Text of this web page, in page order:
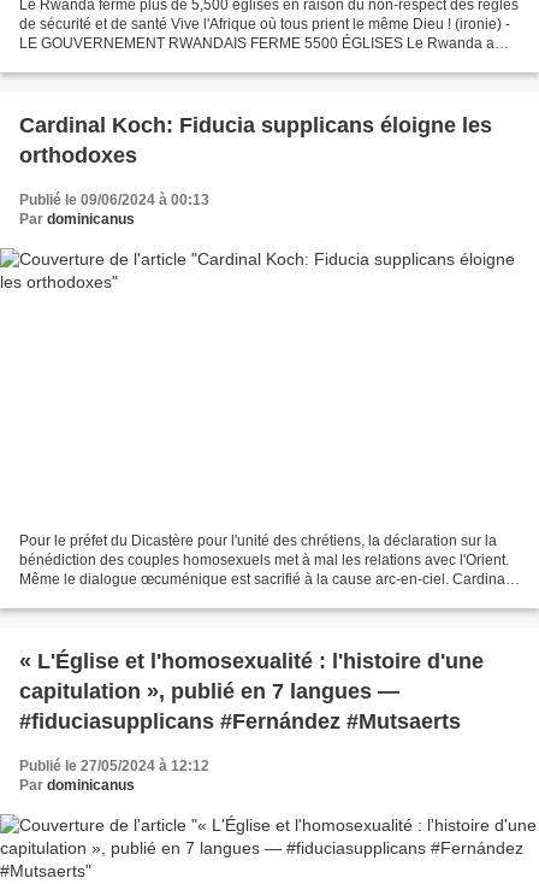
Le Rwanda ferme plus de 5,500 églises en raison du non-respect des règles
de sécurité et de santé Vive l'Afrique où tous prient le même Dieu ! (ironie) -
LE GOUVERNEMENT RWANDAIS FERME 5500 ÉGLISES Le Rwanda a
Cardinal Koch: Fiducia supplicans éloigne les
orthodoxes
Publié le 09/06/2024 à 00:13
Par dominicanus
Pour le préfet du Dicastère pour l'unité des chrétiens, la déclaration sur la
bénédiction des couples homosexuels met à mal les relations avec l'Orient.
Même le dialogue œcuménique est sacrifié à la cause arc-en-ciel. Cardinal
« L'Église et l'homosexualité : l'histoire d'une
capitulation », publié en 7 langues —
#fiduciasupplicans #Fernández #Mutsaerts
Publié le 27/05/2024 à 12:12
Par dominicanus